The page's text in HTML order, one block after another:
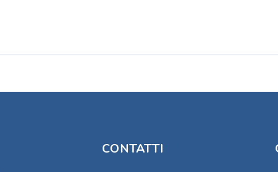
CONTATTI